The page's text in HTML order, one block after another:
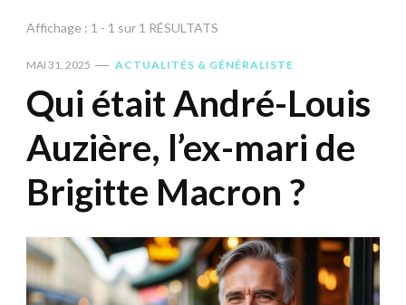
Affichage : 1 - 1 sur 1 RÉSULTATS
MAI 31, 2025 ACTUALITÉS & GÉNÉRALISTE
Qui était André-Louis
Auzière, l’ex-mari de
Brigitte Macron ?